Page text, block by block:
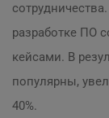
разработке ПО
кейсами. В
популярны,
40%.